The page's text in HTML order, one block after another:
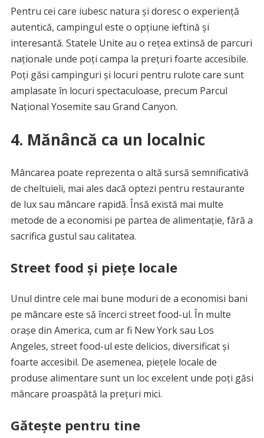
Pentru cei care iubesc natura și doresc o experiență
autentică, campingul este o opțiune ieftină și
interesantă. Statele Unite au o rețea extinsă de parcuri
naționale unde poți campa la prețuri foarte accesibile.
Poți găsi campinguri și locuri pentru rulote care sunt
amplasate în locuri spectaculoase, precum Parcul
Național Yosemite sau Grand Canyon.
4. Mănâncă ca un localnic
Mâncarea poate reprezenta o altă sursă semnificativă
de cheltuieli, mai ales dacă optezi pentru restaurante
de lux sau mâncare rapidă. Însă există mai multe
metode de a economisi pe partea de alimentație, fără a
sacrifica gustul sau calitatea.
Street food și piețe locale
Unul dintre cele mai bune moduri de a economisi bani
pe mâncare este să încerci street food-ul. În multe
orașe din America, cum ar fi New York sau Los
Angeles, street food-ul este delicios, diversificat și
foarte accesibil. De asemenea, piețele locale de
produse alimentare sunt un loc excelent unde poți găsi
mâncare proaspătă la prețuri mici.
Gătește pentru tine